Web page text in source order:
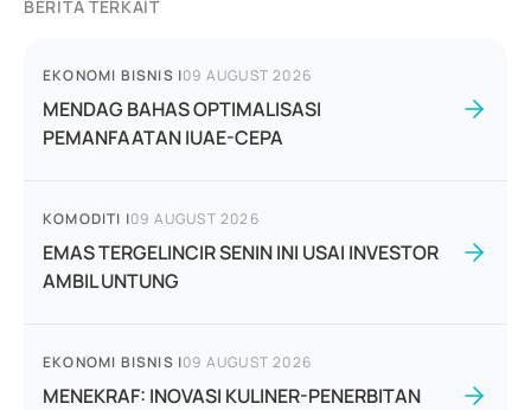
BERITA TERKAIT
EKONOMI BISNIS |09 AUGUST 2026
MENDAG BAHAS OPTIMALISASI
PEMANFAATAN IUAE-CEPA
KOMODITI |09 AUGUST 2026
EMAS TERGELINCIR SENIN INI USAI INVESTOR
AMBIL UNTUNG
EKONOMI BISNIS |09 AUGUST 2026
MENEKRAF: INOVASI KULINER-PENERBITAN